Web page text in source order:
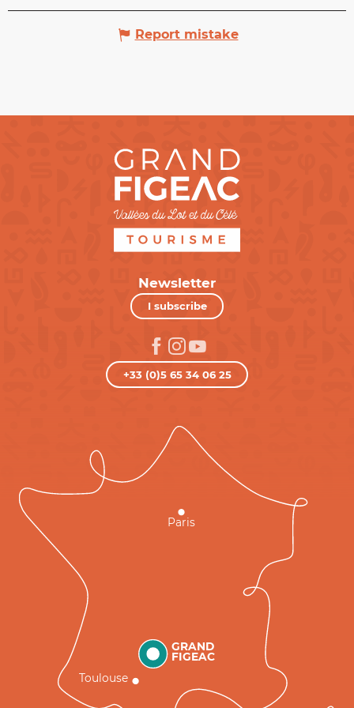
Report mistake
Newsletter
I subscribe
+33 (0)5 65 34 06 25
GRAND
FIGEAC
Toulouse
Paris